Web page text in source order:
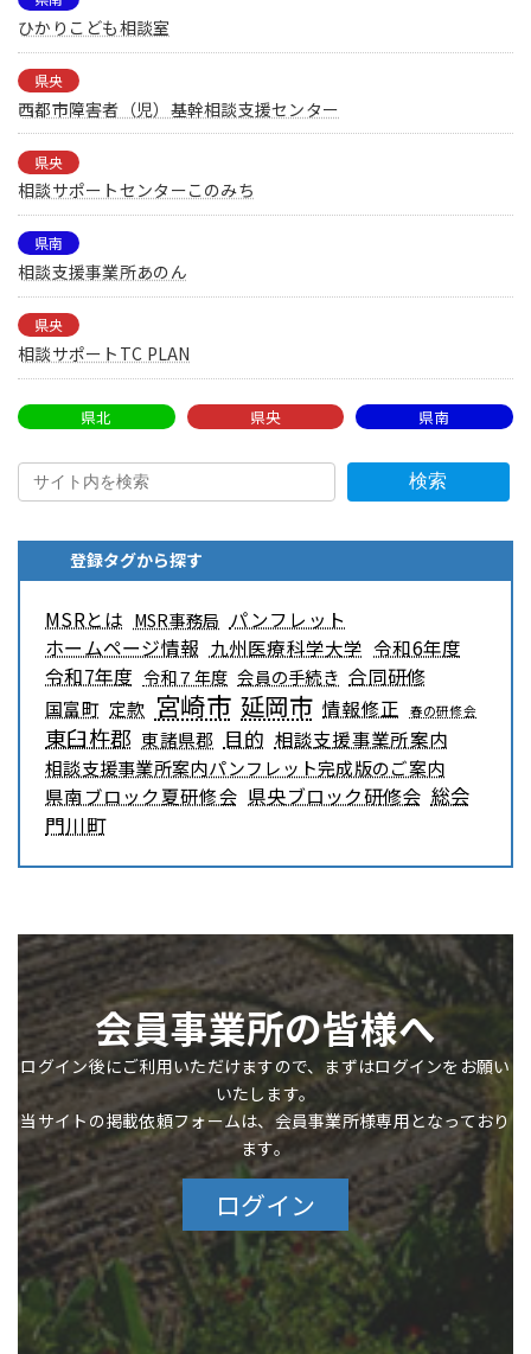
ひかりこども相談室
県央
西都市障害者（児）基幹相談支援センター
県央
相談サポートセンターこのみち
県南
相談支援事業所あのん
県央
相談サポートTC PLAN
県北 県央 県南
検索
登録タグから探す
MSRとは MSR事務局 パンフレット
ホームページ情報 九州医療科学大学 令和6年度
令和7年度 令和７年度 会員の手続き 合同研修
国富町 定款 宮崎市 延岡市 情報修正 春の研修会
東臼杵郡 東諸県郡 目的 相談支援事業所案内
相談支援事業所案内パンフレット完成版のご案内
県南ブロック夏研修会 県央ブロック研修会 総会
門川町
会員事業所の皆様へ
ログイン後にご利用いただけますので、まずはログインをお願い
いたします。
当サイトの掲載依頼フォームは、会員事業所様専用となっており
ます。
ログイン